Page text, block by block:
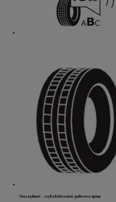
Oszczędność - czyli efektywność paliwowa opony